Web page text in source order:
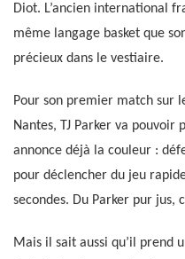
Diot. L’ancien international
même langage basket que
précieux dans le vestiaire.
Pour son premier match sur
Nantes, TJ Parker va pouvoir
annonce déjà la couleur :
pour déclencher du jeu
secondes. Du Parker pur jus,
Mais il sait aussi qu’il prend